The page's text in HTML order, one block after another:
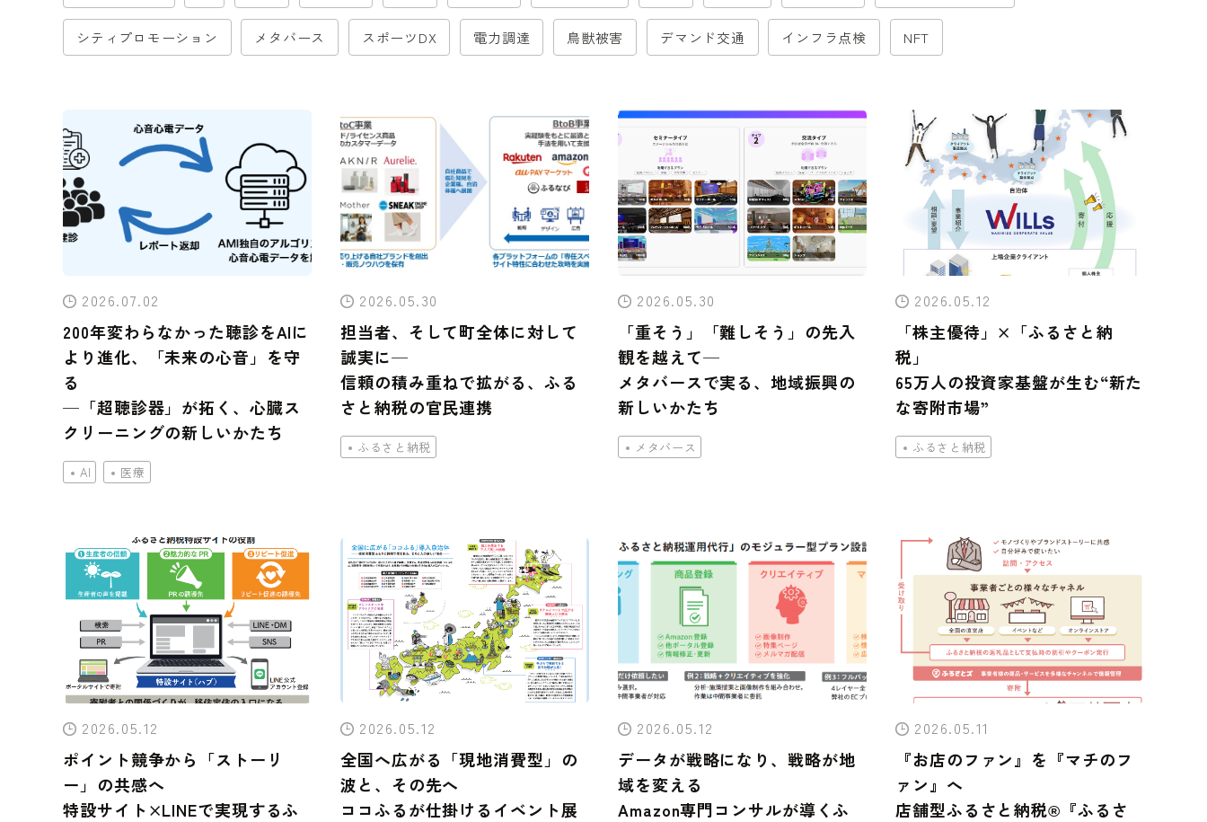
シティプロモーション メタバース スポーツDX 電力調達 鳥獣被害 デマンド交通 インフラ点検 NFT
2026.07.02
200年変わらなかった聴診をAIに
より進化、「未来の心音」を守
る
─「超聴診器」が拓く、心臓ス
クリーニングの新しいかたち
AI 医療
2026.05.30
担当者、そして町全体に対して
誠実に─
信頼の積み重ねで拡がる、ふる
さと納税の官民連携
ふるさと納税
2026.05.30
「重そう」「難しそう」の先入
観を越えて─
メタバースで実る、地域振興の
新しいかたち
メタバース
2026.05.12
「株主優待」×「ふるさと納
税」
65万人の投資家基盤が生む“新た
な寄附市場”
ふるさと納税
2026.05.12
ポイント競争から「ストーリ
ー」の共感へ
特設サイト×LINEで実現するふ
2026.05.12
全国へ広がる「現地消費型」の
波と、その先へ
ココふるが仕掛けるイベント展
2026.05.12
データが戦略になり、戦略が地
域を変える
Amazon専門コンサルが導くふ
2026.05.11
『お店のファン』を『マチのフ
ァン』へ
店舗型ふるさと納税®『ふるさ